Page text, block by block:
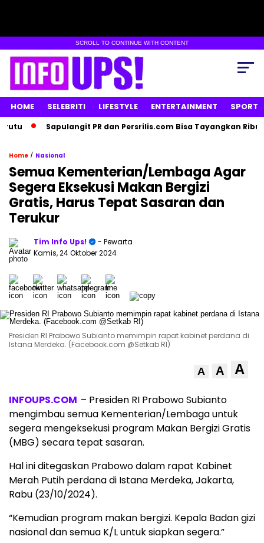
SCROLL TO CONTINUE WITH CONTENT
HOME SELEBRITI LIFESTYLE ENTERTAINMENT SPORT
Sapulangit PR dan Persrilis.com Bisa Tayangkan Ribuan
Home / Nasional
Semua Kementerian/Lembaga Agar
Segera Eksekusi Makan Bergizi
Gratis, Harus Tepat Sasaran dan
Terukur
Tim Info Ups!
- Pewarta
Kamis, 24 Oktober 2024
Presiden RI Prabowo Subianto memimpin rapat kabinet perdana di
Istana Merdeka. (Facebook.com @Setkab RI)
A A A
INFOUPS.COM – Presiden RI Prabowo Subianto
mengimbau semua Kementerian/Lembaga untuk
segera mengeksekusi program Makan Bergizi Gratis
(MBG) secara tepat sasaran.
Hal ini ditegaskan Prabowo dalam rapat Kabinet
Merah Putih perdana di Istana Merdeka, Jakarta,
Rabu (23/10/2024).
“Kemudian program makan bergizi. Kepala Badan gizi
nasional dan semua K/L untuk siapkan segera.”